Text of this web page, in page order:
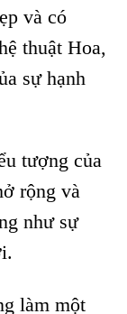
và có
thuật Hoa,
sự hạnh
tượng của
rộng và
như sự
làm một